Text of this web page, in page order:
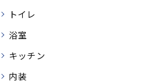
トイレ
浴室
キッチン
内装